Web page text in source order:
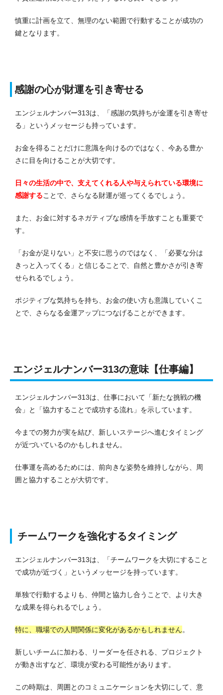
慎重に計画を立て、無理のない範囲で行動することが成功の
鍵となります。
感謝の心が財運を引き寄せる
エンジェルナンバー313は、「感謝の気持ちが金運を引き寄せ
る」というメッセージも持っています。
お金を得ることだけに意識を向けるのではなく、今ある豊か
さに目を向けることが大切です。
日々の生活の中で、支えてくれる人や与えられている環境に
感謝することで、さらなる財運が巡ってくるでしょう。
また、お金に対するネガティブな感情を手放すことも重要で
す。
「お金が足りない」と不安に思うのではなく、「必要な分は
きっと入ってくる」と信じることで、自然と豊かさが引き寄
せられるでしょう。
ポジティブな気持ちを持ち、お金の使い方も意識していくこ
とで、さらなる金運アップにつなげることができます。
エンジェルナンバー313の意味【仕事編】
エンジェルナンバー313は、仕事において「新たな挑戦の機
会」と「協力することで成功する流れ」を示しています。
今までの努力が実を結び、新しいステージへ進むタイミング
が近づいているのかもしれません。
仕事運を高めるためには、前向きな姿勢を維持しながら、周
囲と協力することが大切です。
チームワークを強化するタイミング
エンジェルナンバー313は、「チームワークを大切にすること
で成功が近づく」というメッセージを持っています。
単独で行動するよりも、仲間と協力し合うことで、より大き
な成果を得られるでしょう。
特に、職場での人間関係に変化があるかもしれません。
新しいチームに加わる、リーダーを任される、プロジェクト
が動き出すなど、環境が変わる可能性があります。
この時期は、周囲とのコミュニケーションを大切にして、意